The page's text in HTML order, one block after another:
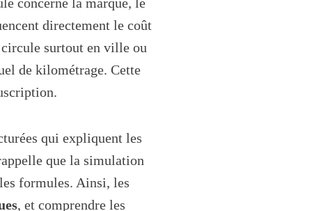
directement le coût
surtout en ville ou
de kilométrage. Cette
qui expliquent les
que la simulation
formules. Ainsi, les
, et comprendre les